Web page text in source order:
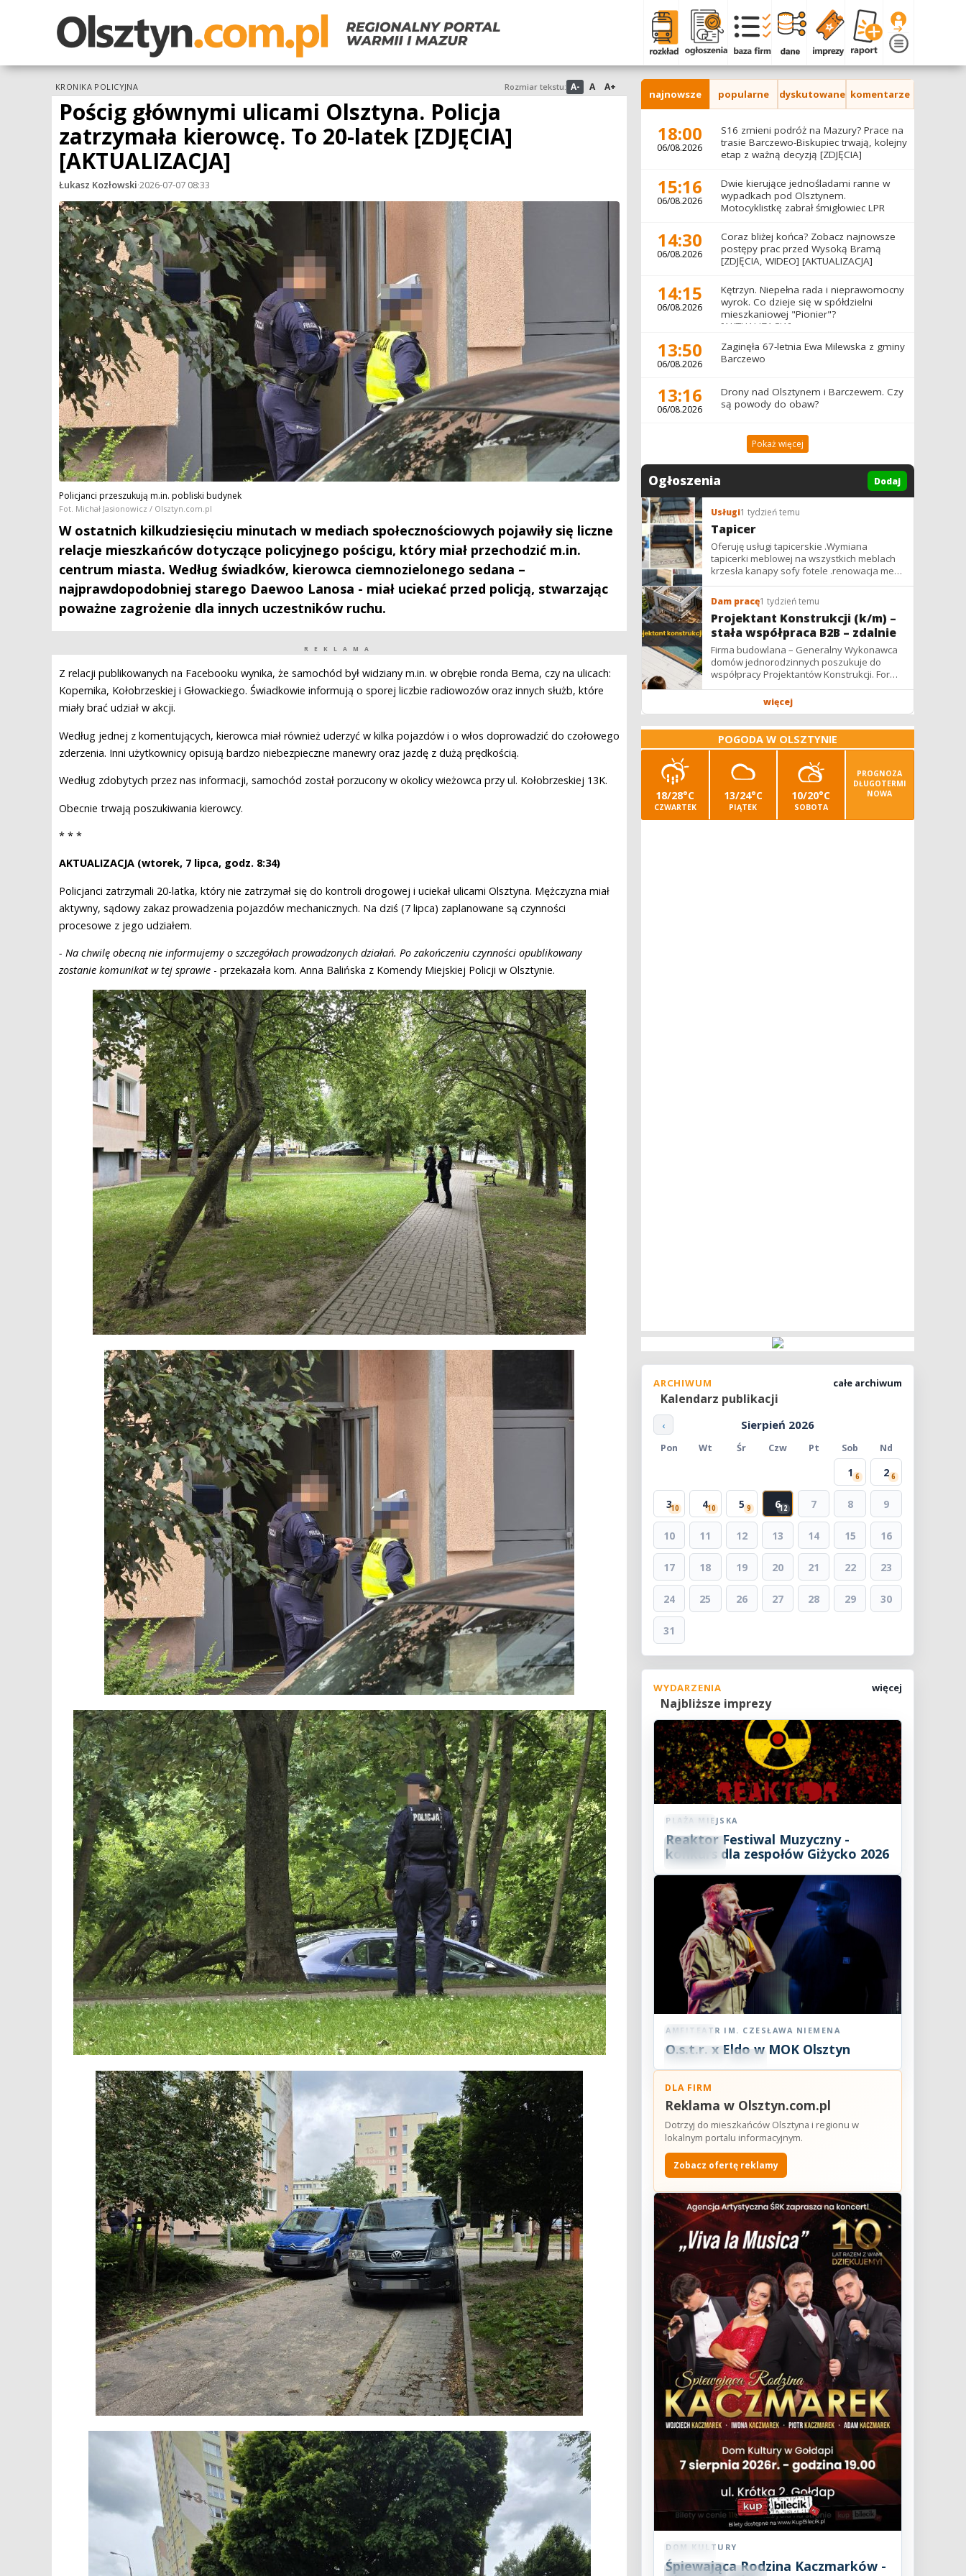
KRONIKA POLICYJNA Rozmiar tekstu: A- A A+
Pościg głównymi ulicami Olsztyna. Policja
zatrzymała kierowcę. To 20-latek [ZDJĘCIA]
[AKTUALIZACJA]
Łukasz Kozłowski·2026-07-07 08:33
Policjanci przeszukują m.in. pobliski budynek
Fot. Michał Jasionowicz / Olsztyn.com.pl
W ostatnich kilkudziesięciu minutach w mediach społecznościowych pojawiły się liczne
relacje mieszkańców dotyczące policyjnego pościgu, który miał przechodzić m.in.
centrum miasta. Według świadków, kierowca ciemnozielonego sedana –
najprawdopodobniej starego Daewoo Lanosa - miał uciekać przed policją, stwarzając
poważne zagrożenie dla innych uczestników ruchu.
REKLAMA
Z relacji publikowanych na Facebooku wynika, że samochód był widziany m.in. w obrębie ronda Bema, czy na ulicach:
Kopernika, Kołobrzeskiej i Głowackiego. Świadkowie informują o sporej liczbie radiowozów oraz innych służb, które
miały brać udział w akcji.
Według jednej z komentujących, kierowca miał również uderzyć w kilka pojazdów i o włos doprowadzić do czołowego
zderzenia. Inni użytkownicy opisują bardzo niebezpieczne manewry oraz jazdę z dużą prędkością.
Według zdobytych przez nas informacji, samochód został porzucony w okolicy wieżowca przy ul. Kołobrzeskiej 13K.
Obecnie trwają poszukiwania kierowcy.
* * *
AKTUALIZACJA (wtorek, 7 lipca, godz. 8:34)
Policjanci zatrzymali 20-latka, który nie zatrzymał się do kontroli drogowej i uciekał ulicami Olsztyna. Mężczyzna miał
aktywny, sądowy zakaz prowadzenia pojazdów mechanicznych. Na dziś (7 lipca) zaplanowane są czynności
procesowe z jego udziałem.
- Na chwilę obecną nie informujemy o szczegółach prowadzonych działań. Po zakończeniu czynności opublikowany
zostanie komunikat w tej sprawie - przekazała kom. Anna Balińska z Komendy Miejskiej Policji w Olsztynie.
najnowsze popularne dyskutowane komentarze
18:00
06/08.2026
S16 zmieni podróż na Mazury? Prace na
trasie Barczewo-Biskupiec trwają, kolejny
etap z ważną decyzją [ZDJĘCIA]
15:16
06/08.2026
Dwie kierujące jednośladami ranne w
wypadkach pod Olsztynem.
Motocyklistkę zabrał śmigłowiec LPR
14:30
06/08.2026
Coraz bliżej końca? Zobacz najnowsze
postępy prac przed Wysoką Bramą
[ZDJĘCIA, WIDEO] [AKTUALIZACJA]
14:15
06/08.2026
Kętrzyn. Niepełna rada i nieprawomocny
wyrok. Co dzieje się w spółdzielni
mieszkaniowej "Pionier"?
[AKTUALIZACJA]
13:50
06/08.2026
Zaginęła 67-letnia Ewa Milewska z gminy
Barczewo
13:16
06/08.2026
Drony nad Olsztynem i Barczewem. Czy
są powody do obaw?
Pokaż więcej
Ogłoszenia Dodaj
Usługi1 tydzień temu
Tapicer
Oferuję usługi tapicerskie .Wymiana
tapicerki meblowej na wszystkich meblach
krzesła kanapy sofy fotele .renowacja mebli
vintage,PRL. glamur
Dam pracę1 tydzień temu
Projektant Konstrukcji (k/m) –
stała współpraca B2B – zdalnie
Firma budowlana – Generalny Wykonawca
domów jednorodzinnych poszukuje do
współpracy Projektantów Konstrukcji. Forma
współpracy: B2B / podwykonawstwo –
więcej
POGODA W OLSZTYNIE
18/28°C
CZWARTEK
13/24°C
PIĄTEK
10/20°C
SOBOTA
PROGNOZA
DŁUGOTERMI
NOWA
ARCHIWUM
Kalendarz publikacji
całe archiwum
‹ Sierpień 2026
Pon Wt Śr Czw Pt Sob Nd
1 6 2 6
310 410 5 9 612 7 8 9
10 11 12 13 14 15 16
17 18 19 20 21 22 23
24 25 26 27 28 29 30
31
WYDARZENIA
Najbliższe imprezy
więcej
Koncert
07 2026
PLAŻA MIEJSKA
Reaktor Festiwal Muzyczny -
konkurs dla zespołów Giżycko 2026
Koncert
07 2026
AMFITEATR IM. CZESŁAWA NIEMENA
O.s.t.r. x Eldo w MOK Olsztyn
DLA FIRM
Reklama w Olsztyn.com.pl
Dotrzyj do mieszkańców Olsztyna i regionu w
lokalnym portalu informacyjnym.
Zobacz ofertę reklamy
Koncert
DOM KULTURY
Śpiewająca Rodzina Kaczmarków -